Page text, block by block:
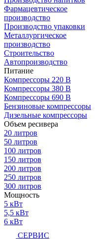
Фармацевтическое
производство
Производство упаковки
Металлургическое
производство
Строительство
Автопроизводство
Питание
Компрессоры 220 В
Компрессоры 380 В
Компрессоры 690 В
Бензиновые компрессоры
Дизельные компрессоры
Объем ресивера
20 литров
50 литров
100 литров
150 литров
200 литров
250 литров
300 литров
Мощность
5 кВт
5,5 кВт
6 кВт
СЕРВИС